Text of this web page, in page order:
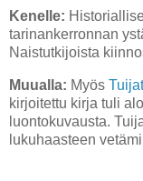
Kenelle:
tarinankerronnan
Naistutkijoista
Muualla: Myös
kirjoitettu kirja tuli
luontokuvausta.
lukuhaasteen